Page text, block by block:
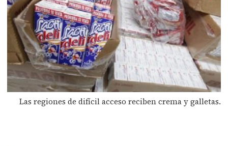
Las regiones de difícil acceso reciben crema y galletas.